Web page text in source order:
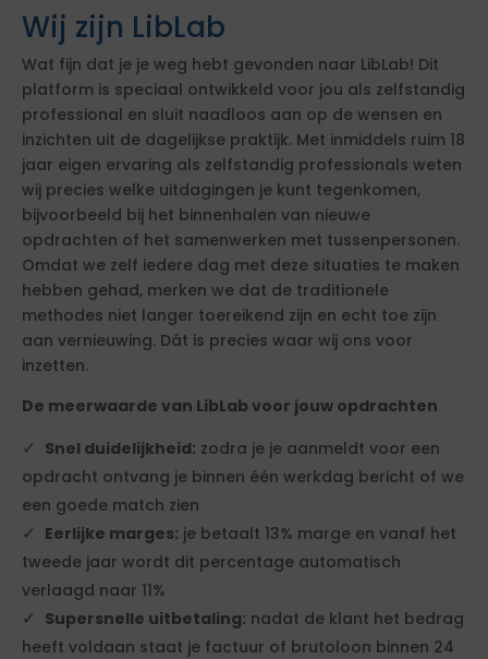
Wij zijn LibLab
Wat fijn dat je je weg hebt gevonden naar LibLab! Dit
platform is speciaal ontwikkeld voor jou als zelfstandig
professional en sluit naadloos aan op de wensen en
inzichten uit de dagelijkse praktijk. Met inmiddels ruim 18
jaar eigen ervaring als zelfstandig professionals weten
wij precies welke uitdagingen je kunt tegenkomen,
bijvoorbeeld bij het binnenhalen van nieuwe
opdrachten of het samenwerken met tussenpersonen.
Omdat we zelf iedere dag met deze situaties te maken
hebben gehad, merken we dat de traditionele
methodes niet langer toereikend zijn en echt toe zijn
aan vernieuwing. Dát is precies waar wij ons voor
inzetten.
De meerwaarde van LibLab voor jouw opdrachten
Snel duidelijkheid: zodra je je aanmeldt voor een
opdracht ontvang je binnen één werkdag bericht of we
een goede match zien
Eerlijke marges: je betaalt 13% marge en vanaf het
tweede jaar wordt dit percentage automatisch
verlaagd naar 11%
Supersnelle uitbetaling: nadat de klant het bedrag
heeft voldaan staat je factuur of brutoloon binnen 24